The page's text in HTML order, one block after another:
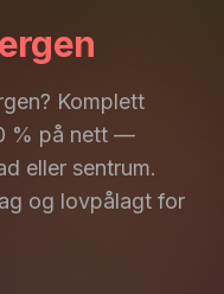
Komplett
% på nett —
eller sentrum.
og lovpålagt for